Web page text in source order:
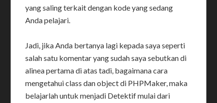
yang saling terkait dengan kode yang sedang
Anda pelajari.
Jadi, jika Anda bertanya lagi kepada saya seperti
salah satu komentar yang sudah saya sebutkan di
alinea pertama di atas tadi, bagaimana cara
mengetahui class dan object di PHPMaker, maka
belajarlah untuk menjadi Detektif mulai dari